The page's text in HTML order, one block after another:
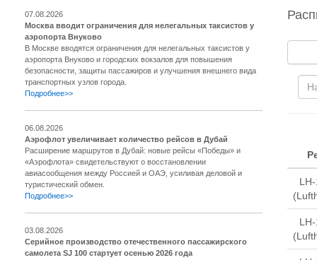
07.08.2026
Москва вводит ограничения для нелегальных таксистов у
аэропорта Внуково
В Москве вводятся ограничения для нелегальных таксистов у
аэропорта Внуково и городских вокзалов для повышения
безопасности, защиты пассажиров и улучшения внешнего вида
транспортных узлов города.
Подробнее>>
06.08.2026
Аэрофлот увеличивает количество рейсов в Дубай
Расширение маршрутов в Дубай: новые рейсы «Победы» и
«Аэрофлота» свидетельствуют о восстановлении
авиасообщения между Россией и ОАЭ, усиливая деловой и
туристический обмен.
Подробнее>>
03.08.2026
Серийное производство отечественного пассажирского
самолета SJ 100 стартует осенью 2026 года